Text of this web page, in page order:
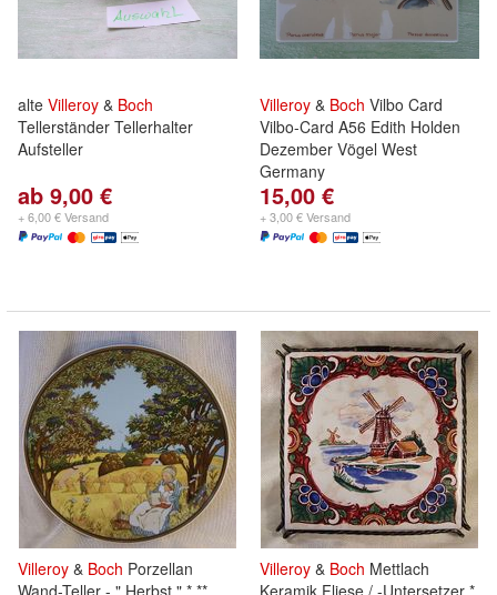
alte Villeroy & Boch
Tellerständer Tellerhalter
Aufsteller
ab 9,00 €
+ 6,00 € Versand
Villeroy & Boch Vilbo Card
Vilbo-Card A56 Edith Holden
Dezember Vögel West
Germany
15,00 €
+ 3,00 € Versand
Villeroy & Boch Porzellan
Wand-Teller - " Herbst " * **
Villeroy & Boch Mettlach
Keramik Fliese / -Untersetzer *